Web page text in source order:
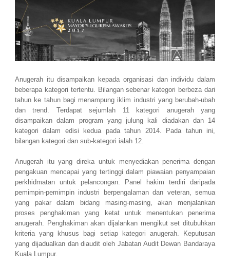
Anugerah itu disampaikan kepada organisasi dan individu dalam
beberapa kategori tertentu. Bilangan sebenar kategori berbeza dari
tahun ke tahun bagi menampung iklim industri yang berubah-ubah
dan trend. Terdapat sejumlah 11 kategori anugerah yang
disampaikan dalam program yang julung kali diadakan dan 14
kategori dalam edisi kedua pada tahun 2014. Pada tahun ini,
bilangan kategori dan sub-kategori ialah 12.
Anugerah itu yang direka untuk menyediakan penerima dengan
pengakuan mencapai yang tertinggi dalam piawaian penyampaian
perkhidmatan untuk pelancongan. Panel hakim terdiri daripada
pemimpin-pemimpin industri berpengalaman dan veteran, semua
yang pakar dalam bidang masing-masing, akan menjalankan
proses penghakiman yang ketat untuk menentukan penerima
anugerah. Penghakiman akan dijalankan mengikut set ditubuhkan
kriteria yang khusus bagi setiap kategori anugerah. Keputusan
yang dijadualkan dan diaudit oleh Jabatan Audit Dewan Bandaraya
Kuala Lumpur.